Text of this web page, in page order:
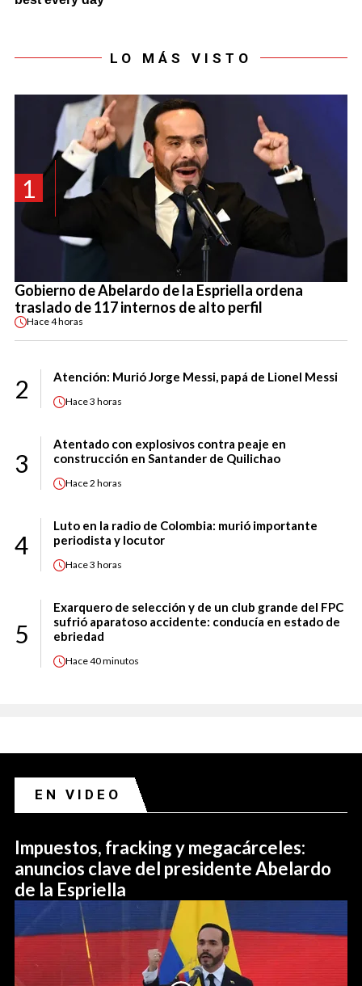
LO MÁS VISTO
1
Gobierno de Abelardo de la Espriella ordena
traslado de 117 internos de alto perfil
Hace4 horas
2 Atención: Murió Jorge Messi, papá de Lionel Messi
Hace3 horas
3
Atentado con explosivos contra peaje en
construcción en Santander de Quilichao
Hace2 horas
4
Luto en la radio de Colombia: murió importante
periodista y locutor
Hace3 horas
5
Exarquero de selección y de un club grande del FPC
sufrió aparatoso accidente: conducía en estado de
ebriedad
Hace40 minutos
EN VIDEO
Impuestos, fracking y megacárceles:
anuncios clave del presidente Abelardo
de la Espriella